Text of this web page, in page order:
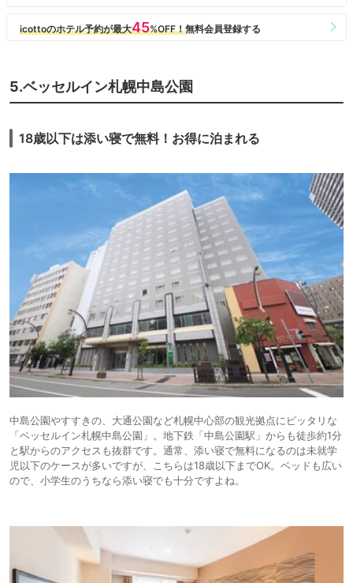
ちなみにキャンセル不可、予約時点で宿泊料がかかる条件でした。
セコマにたどり着きます。ホテルにセコマ併設って便利ですね。
部屋は20平米ほどのツインルーム。
れとDOVEのシェービングクリームが何気に嬉しい。
収納もOK、ラゲージラックみたいなものがあればベターだったかな。
私にとってのメインのジムは1階の入り口脇にありました。
トレミ3台（1台故障中）、その他もひと通り。
降雪で外に出るのもままならないのでストレッチやちょっとした筋トレな
んかにもすごく使い勝手が良かったです。
ちなみにチェックイン時に思い出したようにIHGのメンバーシップを利
思い起こせばANAホテルは博多、那覇、広島、大阪と西日本ばかり利用
してきましたが、最近訪れる機会が多い札幌もアクセス良好で良かったで
す。
メンバーシップでレイトチェックアウトも14時。一旦仕事を済ませてか
ら昼時に戻ってパッキングできたので助かりました。
価格さえ折り合えば、ぜひ再訪したいところです。
5.ベッセルイン札幌中島公園
18歳以下は添い寝で無料！お得に泊まれる
中島公園やすすきの、大通公園など札幌中心部の観光拠点にピッタリな
「ベッセルイン札幌中島公園」。地下鉄「中島公園駅」からも徒歩約1分
と駅からのアクセスも抜群です。通常、添い寝で無料になるのは未就学
児以下のケースが多いですが、こちらは18歳以下までOK。ベッドも広い
ので、小学生のうちなら添い寝でも十分ですよね。